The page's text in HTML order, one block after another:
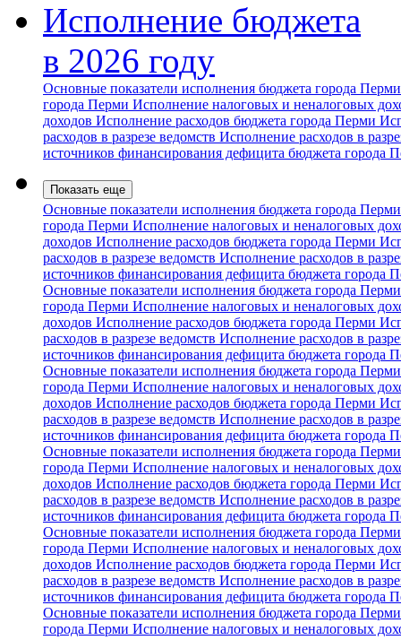
Исполнение бюджета
в 2026 году
Основные показатели исполнения бюджета города
города Перми Исполнение налоговых и неналоговых
доходов Исполнение расходов бюджета города Перми
расходов в разрезе ведомств Исполнение расходов в
источников финансирования дефицита бюджета города
Показать еще
Основные показатели исполнения бюджета города
города Перми Исполнение налоговых и неналоговых
доходов Исполнение расходов бюджета города Перми
расходов в разрезе ведомств Исполнение расходов в
источников финансирования дефицита бюджета города
Основные показатели исполнения бюджета города
города Перми Исполнение налоговых и неналоговых
доходов Исполнение расходов бюджета города Перми
расходов в разрезе ведомств Исполнение расходов в
источников финансирования дефицита бюджета города
Основные показатели исполнения бюджета города
города Перми Исполнение налоговых и неналоговых
доходов Исполнение расходов бюджета города Перми
расходов в разрезе ведомств Исполнение расходов в
источников финансирования дефицита бюджета города
Основные показатели исполнения бюджета города
города Перми Исполнение налоговых и неналоговых
доходов Исполнение расходов бюджета города Перми
расходов в разрезе ведомств Исполнение расходов в
источников финансирования дефицита бюджета города
Основные показатели исполнения бюджета города
города Перми Исполнение налоговых и неналоговых
доходов Исполнение расходов бюджета города Перми
расходов в разрезе ведомств Исполнение расходов в
источников финансирования дефицита бюджета города
Основные показатели исполнения бюджета города
города Перми Исполнение налоговых и неналоговых